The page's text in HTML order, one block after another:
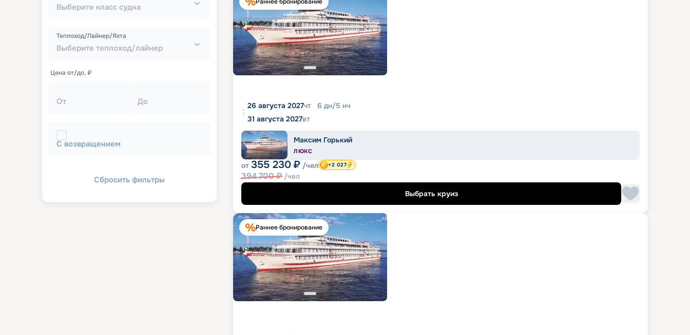
Выберите класс судна
Выберите теплоход/лайнер
Теплоход/Лайнер/Яхта
Цена от/до, ₽
От До
С возвращением
Сбросить фильтры
Раннее бронирование
26 августа 2027чт 6 дн/5 нч
31 августа 2027вт
Максим Горький
ЛЮКС
от 355 230 ₽ /чел
394 700₽ /чел
+2 027
Выбрать круиз
Раннее бронирование